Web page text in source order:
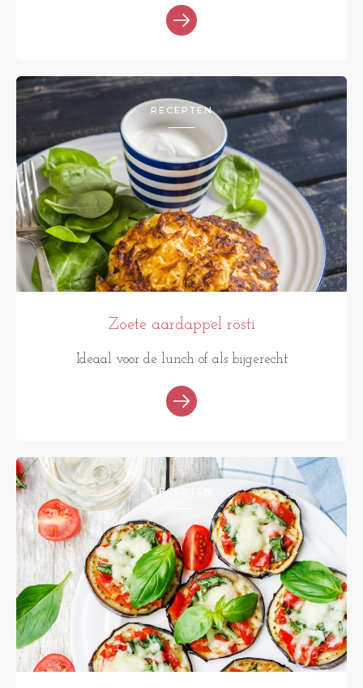
RECEPTEN
Zoete aardappel rösti
Ideaal voor de lunch of als bijgerecht
RECEPTEN